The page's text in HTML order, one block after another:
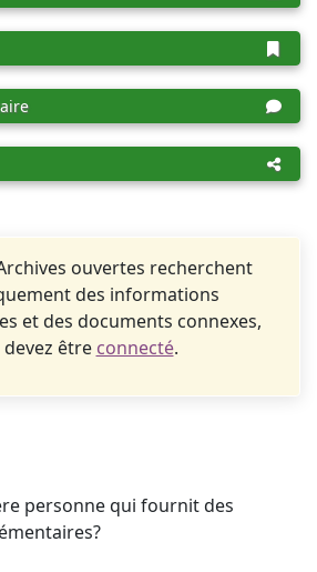
ouvertes recherchent
des informations
et des documents connexes,
être connecté.
personne qui fournit des